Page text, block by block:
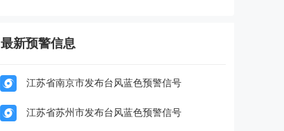
最新预警信息
江苏省南京市发布台风蓝色预警信号
江苏省苏州市发布台风蓝色预警信号